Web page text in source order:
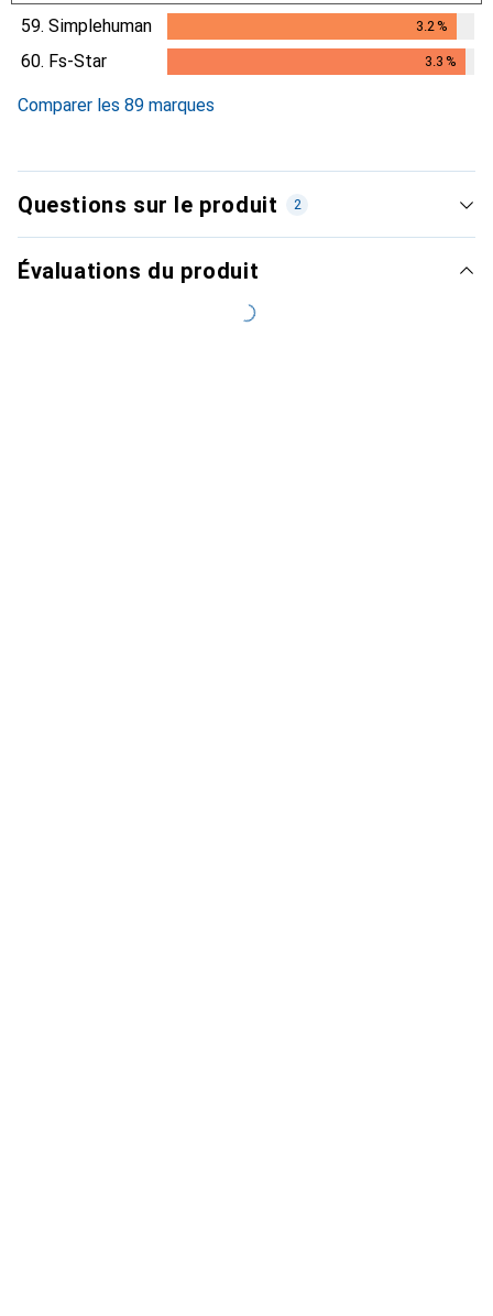
3.1%
59. Simplehuman 3.2%
3.2%
60. Fs-Star 3.3 %
Comparer les 89 marques
Questions sur le produit 2
Évaluations du produit